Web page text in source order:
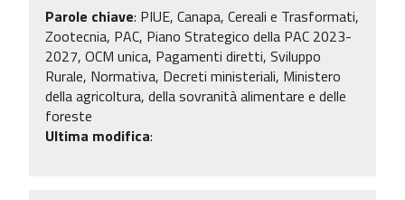
Parole chiave: PIUE, Canapa, Cereali e Trasformati,
Zootecnia, PAC, Piano Strategico della PAC 2023-
2027, OCM unica, Pagamenti diretti, Sviluppo
Rurale, Normativa, Decreti ministeriali, Ministero
della agricoltura, della sovranità alimentare e delle
foreste
Ultima modifica: